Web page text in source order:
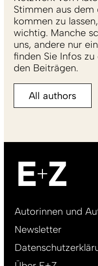
Stimmen aus dem
kommen zu
wichtig. Manche
uns, andere nur
finden Sie Infos
den Beiträgen.
All authors
Footer
DE
Autorinnen und
Newsletter